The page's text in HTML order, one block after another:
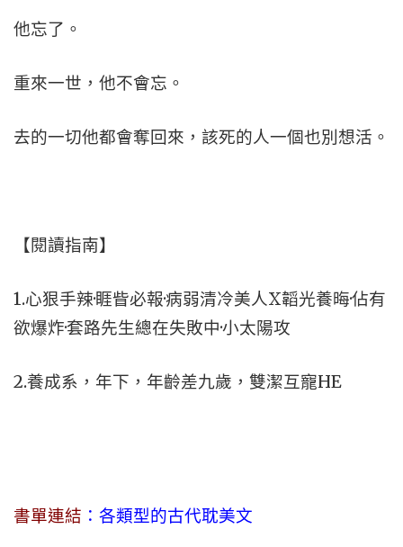
他忘了。
重來一世，他不會忘。
去的一切他都會奪回來，該死的人一個也別想活。
【閱讀指南】
1.心狠手辣·睚眥必報·病弱清冷美人X韜光養晦·佔有
欲爆炸·套路先生總在失敗中·小太陽攻
2.養成系，年下，年齡差九歲，雙潔互寵HE
書單連結 ：各類型的古代耽美文